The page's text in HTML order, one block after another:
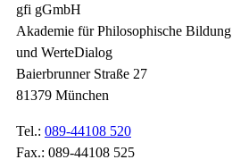
gfi gGmbH
Akademie für Philosophische Bildung
und WerteDialog
Baierbrunner Straße 27
81379 München
Tel.: 089-44108 520
Fax.: 089-44108 525